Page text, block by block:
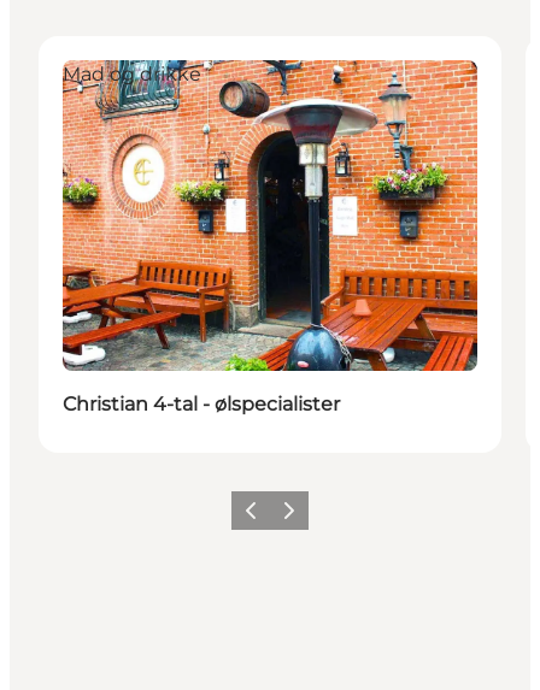
Mad og drikke
Christian 4-tal - ølspecialister
ForrigeNæste